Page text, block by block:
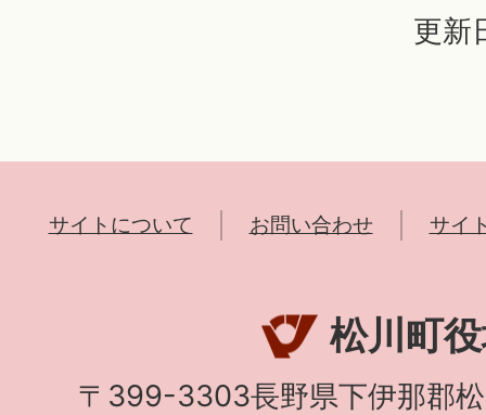
更新
サイトについて お問い合わせ サイ
松川町
〒399-3303長野県下伊那郡